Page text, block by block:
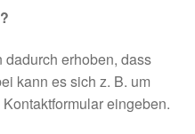
erhoben, dass
kann es sich z. B. um
eingeben.